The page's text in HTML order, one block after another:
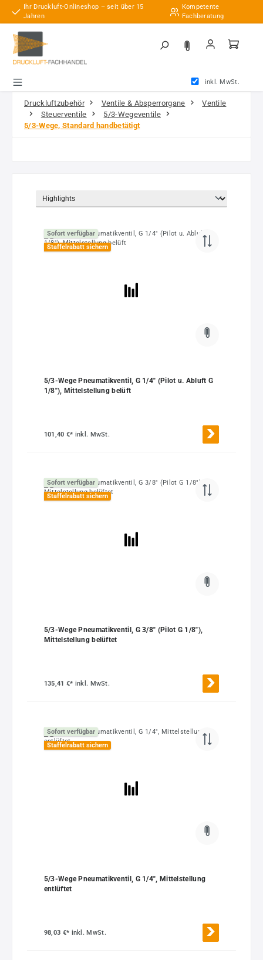
Zum Hauptinhalt springen
Ihr Druckluft-Onlineshop – seit über 15
Jahren
Kompetente
Fachberatung
inkl. MwSt.
Druckluftzubehör Ventile & Absperrorgane
Ventile
Steuerventile
5/3-Wegeventile
5/3-Wege, Standard handbetätigt
Sofort verfügbar
Staffelrabatt sichern
5/3-Wege Pneumatikventil, G 1/4" (Pilot u. Abluft G
1/8"), Mittelstellung belüft
101,40 €* inkl. MwSt.
Sofort verfügbar
Staffelrabatt sichern
5/3-Wege Pneumatikventil, G 3/8" (Pilot G 1/8"),
Mittelstellung belüftet
135,41 €* inkl. MwSt.
Sofort verfügbar
Staffelrabatt sichern
5/3-Wege Pneumatikventil, G 1/4", Mittelstellung
entlüftet
98,03 €* inkl. MwSt.